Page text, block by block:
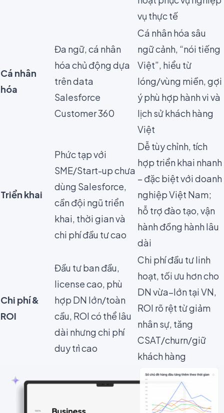
vụ thực tế
Cá nhân
hóa
Đa ngữ, cá nhân
hóa chủ động dựa
trên data
Salesforce
Customer 360
Cá nhân hóa sâu
ngữ cảnh, “nói tiếng
Việt”, hiểu từ
lóng/vùng miền, gợi
ý phù hợp hành vi và
lịch sử khách hàng
Việt
Triển khai
Phức tạp với
SME/Start-up chưa
dùng Salesforce,
cần đội ngũ triển
khai, thời gian và
chi phí đầu tư cao
Dễ tùy chỉnh, tích
hợp triển khai nhanh
– đặc biệt với doanh
nghiệp Việt Nam;
hỗ trợ đào tạo, vận
hành đồng hành lâu
dài
Chi phí &
ROI
Đầu tư ban đầu,
license cao, phù
hợp DN lớn/toàn
cầu, ROI có thể lâu
dài nhưng chi phí
duy trì cao
Chi phí đầu tư linh
hoạt, tối ưu hơn cho
DN vừa–lớn tại VN,
ROI rõ rệt từ giảm
nhân sự, tăng
CSAT/churn/giữ
khách hàng